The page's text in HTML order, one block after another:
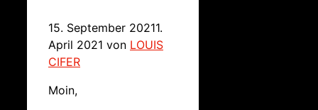
15. September 20211.
April 2021 von LOUIS
CIFER
Moin,